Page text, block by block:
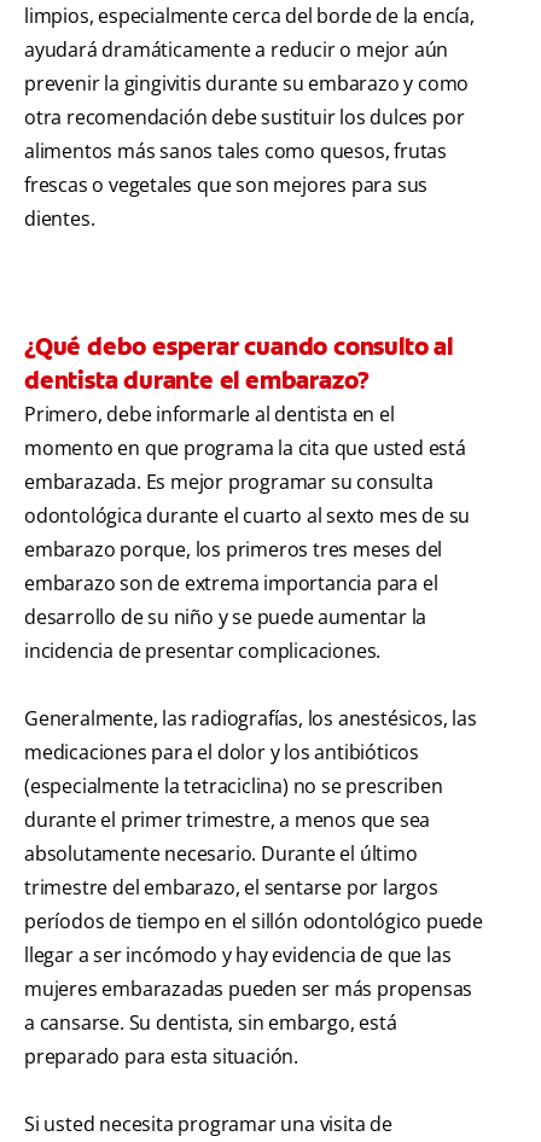
limpios, especialmente cerca del borde de la encía,
ayudará dramáticamente a reducir o mejor aún
prevenir la gingivitis durante su embarazo y como
otra recomendación debe sustituir los dulces por
alimentos más sanos tales como quesos, frutas
frescas o vegetales que son mejores para sus
dientes.
¿Qué debo esperar cuando consulto al
dentista durante el embarazo?
Primero, debe informarle al dentista en el
momento en que programa la cita que usted está
embarazada. Es mejor programar su consulta
odontológica durante el cuarto al sexto mes de su
embarazo porque, los primeros tres meses del
embarazo son de extrema importancia para el
desarrollo de su niño y se puede aumentar la
incidencia de presentar complicaciones.
Generalmente, las radiografías, los anestésicos, las
medicaciones para el dolor y los antibióticos
(especialmente la tetraciclina) no se prescriben
durante el primer trimestre, a menos que sea
absolutamente necesario. Durante el último
trimestre del embarazo, el sentarse por largos
períodos de tiempo en el sillón odontológico puede
llegar a ser incómodo y hay evidencia de que las
mujeres embarazadas pueden ser más propensas
a cansarse. Su dentista, sin embargo, está
preparado para esta situación.
Si usted necesita programar una visita de